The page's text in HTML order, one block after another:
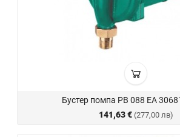
Бустер помпа PB 088 EA
141,63 € (277,00 лв)